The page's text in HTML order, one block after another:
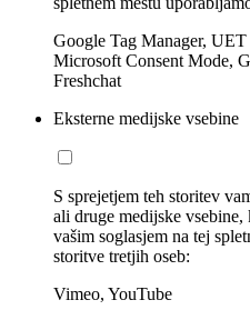
Google Tag Manager,
Microsoft Consent Mode,
Freshchat
Eksterne medijske vsebine
S sprejetjem teh storitev
ali druge medijske
vašim soglasjem na tej
storitve tretjih oseb:
Vimeo, YouTube